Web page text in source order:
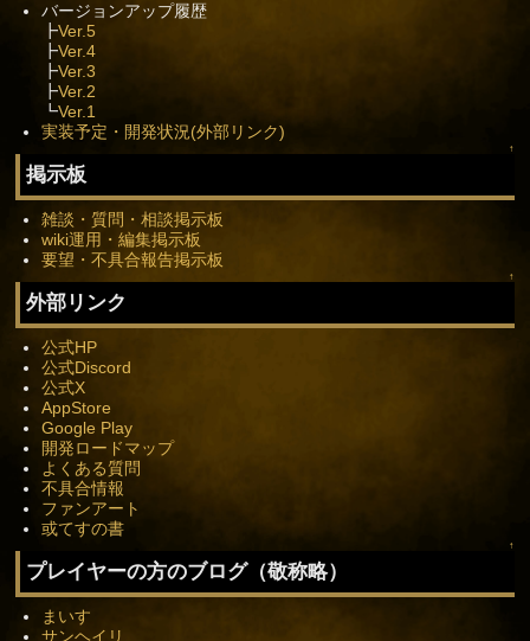
バージョンアップ履歴
┣Ver.5
┣Ver.4
┣Ver.3
┣Ver.2
┗Ver.1
実装予定・開発状況(外部リンク)
↑
掲示板
雑談・質問・相談掲示板
wiki運用・編集掲示板
要望・不具合報告掲示板
↑
外部リンク
公式HP
公式Discord
公式X
AppStore
Google Play
開発ロードマップ
よくある質問
不具合情報
ファンアート
或てすの書
↑
プレイヤーの方のブログ（敬称略）
まいす
サンヘイリ